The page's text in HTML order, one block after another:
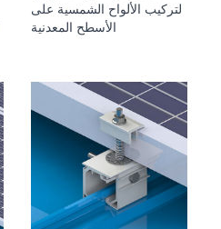
لتركيب الألواح الشمسية على
الأسطح المعدنية